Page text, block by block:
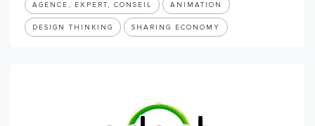
AGENCE, EXPERT, CONSEIL ANIMATION
DESIGN THINKING SHARING ECONOMY